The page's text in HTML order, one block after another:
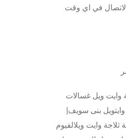
الاتصال في اي وقت
وايت ويل غسالات
بنى سويف|
وايت ويلالفيوم